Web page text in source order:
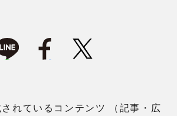
れているコンテンツ （記事・広